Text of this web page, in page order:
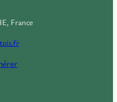
France